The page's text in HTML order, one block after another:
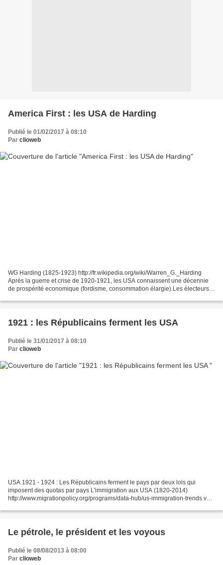
America First : les USA de Harding
Publié le 01/02/2017 à 08:10
Par clioweb
WG Harding (1825-1923) http://fr.wikipedia.org/wiki/Warren_G._Harding
Après la guerre et crise de 1920-1921, les USA connaissent une décennie
de prospérité economique (fordisme, consommation élargie).Les électeurs
1921 : les Républicains ferment les USA
Publié le 31/01/2017 à 08:10
Par clioweb
USA 1921 - 1924 : Les Républicains ferment le pays par deux lois qui
imposent des quotas par pays L'immigration aux USA (1820-2014)
http://www.migrationpolicy.org/programs/data-hub/us-immigration-trends voir
Le pétrole, le président et les voyous
Publié le 08/08/2013 à 08:00
Par clioweb